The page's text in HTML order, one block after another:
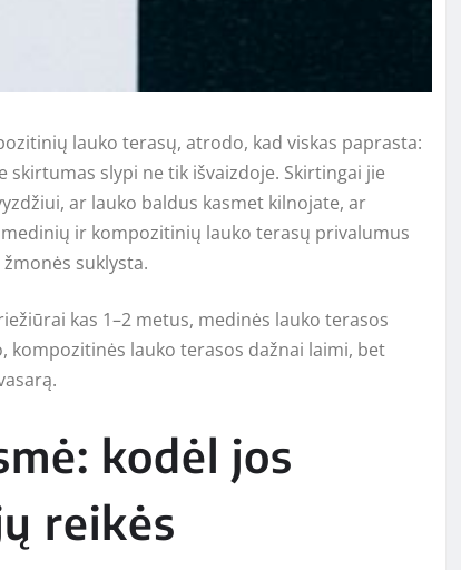
lauko terasų, atrodo, kad viskas paprasta:
skirtumas slypi ne tik išvaizdoje. Skirtingai jie
ar lauko baldus kasmet kilnojate, ar
ir kompozitinių lauko terasų privalumus
suklysta.
kas 1–2 metus, medinės lauko terasos
lauko terasos dažnai laimi, bet
kodėl jos
reikės